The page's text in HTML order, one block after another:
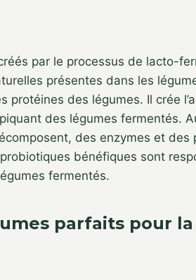
par le processus de lacto-
présentes dans les
protéines des légumes. Il crée
des légumes fermentés.
des enzymes et des
bénéfiques sont
fermentés.
parfaits pour